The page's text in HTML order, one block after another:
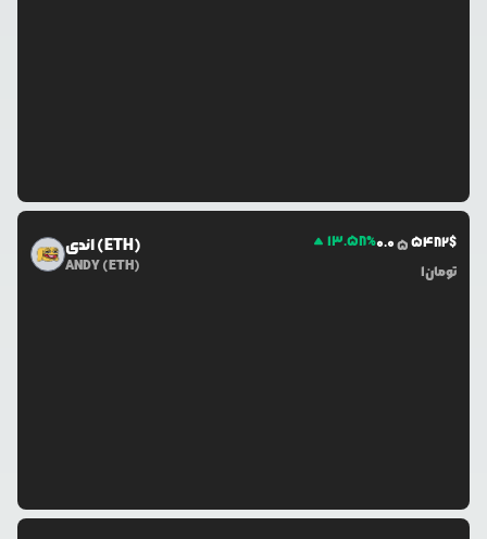
اندی (ETH)
ANDY (ETH)
13.58%0.055482$
1تومان